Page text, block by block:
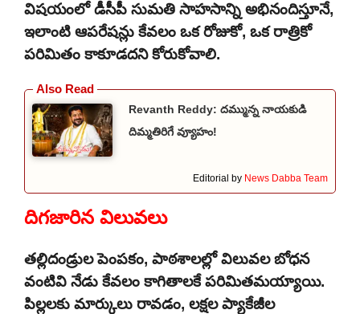
విషయంలో డీసీపీ సుమతి సాహసాన్ని అభినందిస్తూనే,
ఇలాంటి ఆపరేషన్లు కేవలం ఒక రోజుకో, ఒక రాత్రికో
పరిమితం కాకూడదని కోరుకోవాలి.
Revanth Reddy: దమ్మున్న నాయకుడి
దిమ్మతిరిగే వ్యూహం!
Editorial by News Dabba Team
దిగజారిన విలువలు
తల్లిదండ్రుల పెంపకం, పాఠశాలల్లో విలువల బోధన
వంటివి నేడు కేవలం కాగితాలకే పరిమితమయ్యాయి.
పిల్లలకు మార్కులు రావడం, లక్షల ప్యాకేజీల